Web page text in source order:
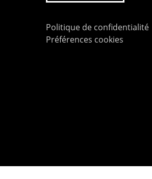
Politique de confidentialité
Préférences cookies